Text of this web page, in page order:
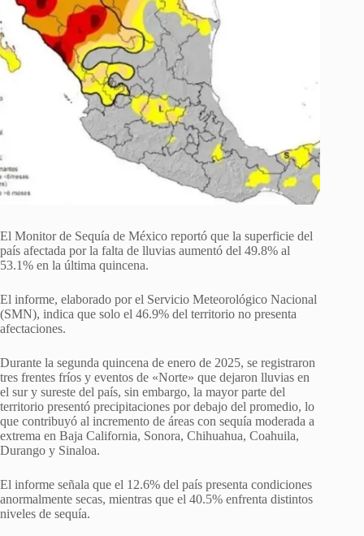
El Monitor de Sequía de México reportó que la superficie del
país afectada por la falta de lluvias aumentó del 49.8% al
53.1% en la última quincena.
El informe, elaborado por el Servicio Meteorológico Nacional
(SMN), indica que solo el 46.9% del territorio no presenta
afectaciones.
Durante la segunda quincena de enero de 2025, se registraron
tres frentes fríos y eventos de «Norte» que dejaron lluvias en
el sur y sureste del país, sin embargo, la mayor parte del
territorio presentó precipitaciones por debajo del promedio, lo
que contribuyó al incremento de áreas con sequía moderada a
extrema en Baja California, Sonora, Chihuahua, Coahuila,
Durango y Sinaloa.
El informe señala que el 12.6% del país presenta condiciones
anormalmente secas, mientras que el 40.5% enfrenta distintos
niveles de sequía.